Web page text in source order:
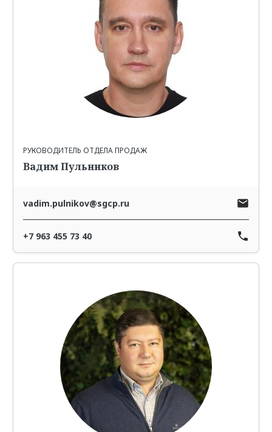
РУКОВОДИТЕЛЬ ОТДЕЛА ПРОДАЖ
Вадим Пульников
vadim.pulnikov@sgcp.ru
+7 963 455 73 40